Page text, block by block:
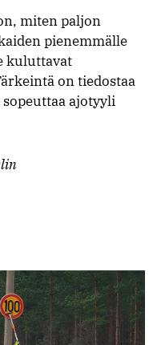
miten paljon
pienemmälle
kuluttavat
on tiedostaa
ajotyyli